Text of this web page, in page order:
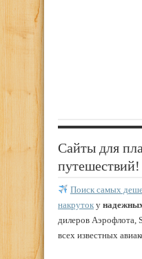
Сайты для
путешествий!
Поиск самых
накруток у
дилеров Аэрофлота,
всех известных